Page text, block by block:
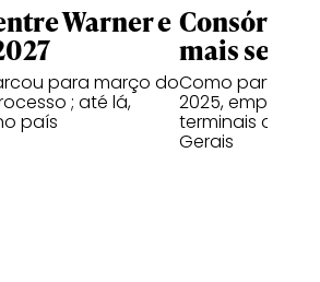
Warner e
para março do
; até lá,
país
Consórcio
mais seis
Como parte do
2025,
terminais do
Gerais